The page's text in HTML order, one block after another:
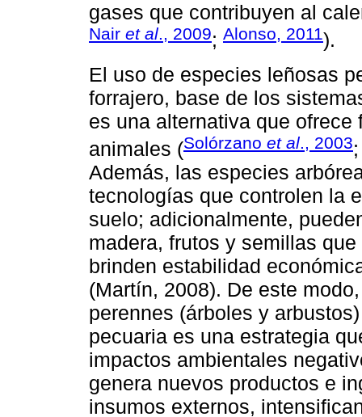
gases que contribuyen al
Nair et al., 2009; Alonso, 2011).
El uso de especies leñosas
forrajero, base de los
es una alternativa que
animales (Solórzano et al., 2003
Además, las especies
tecnologías que controlen la
suelo; adicionalmente,
madera, frutos y semillas
brinden estabilidad
(Martín, 2008). De este
perennes (árboles y
pecuaria es una estrategia
impactos ambientales
genera nuevos productos e
insumos externos,